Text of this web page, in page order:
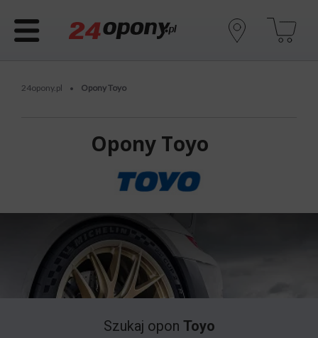
24opony.pl • Opony Toyo
Opony Toyo
Szukaj opon Toyo